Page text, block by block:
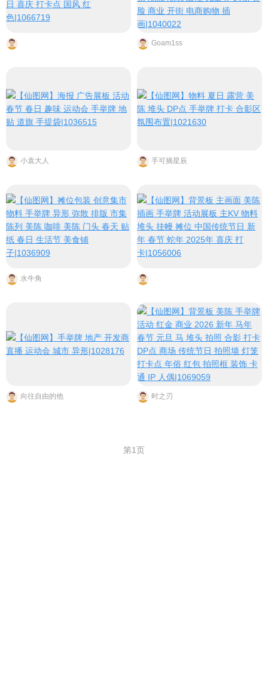
小袁大人
水牛角
向往自由的他
Goam1ss
手可摘星辰
时之刃
第1页